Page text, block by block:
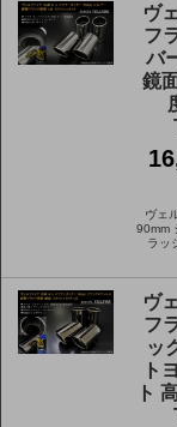
ヴ
フ
バ
鏡
ヴェ
90mm
ラッ
ヴ
フ
ッ
ト
ト